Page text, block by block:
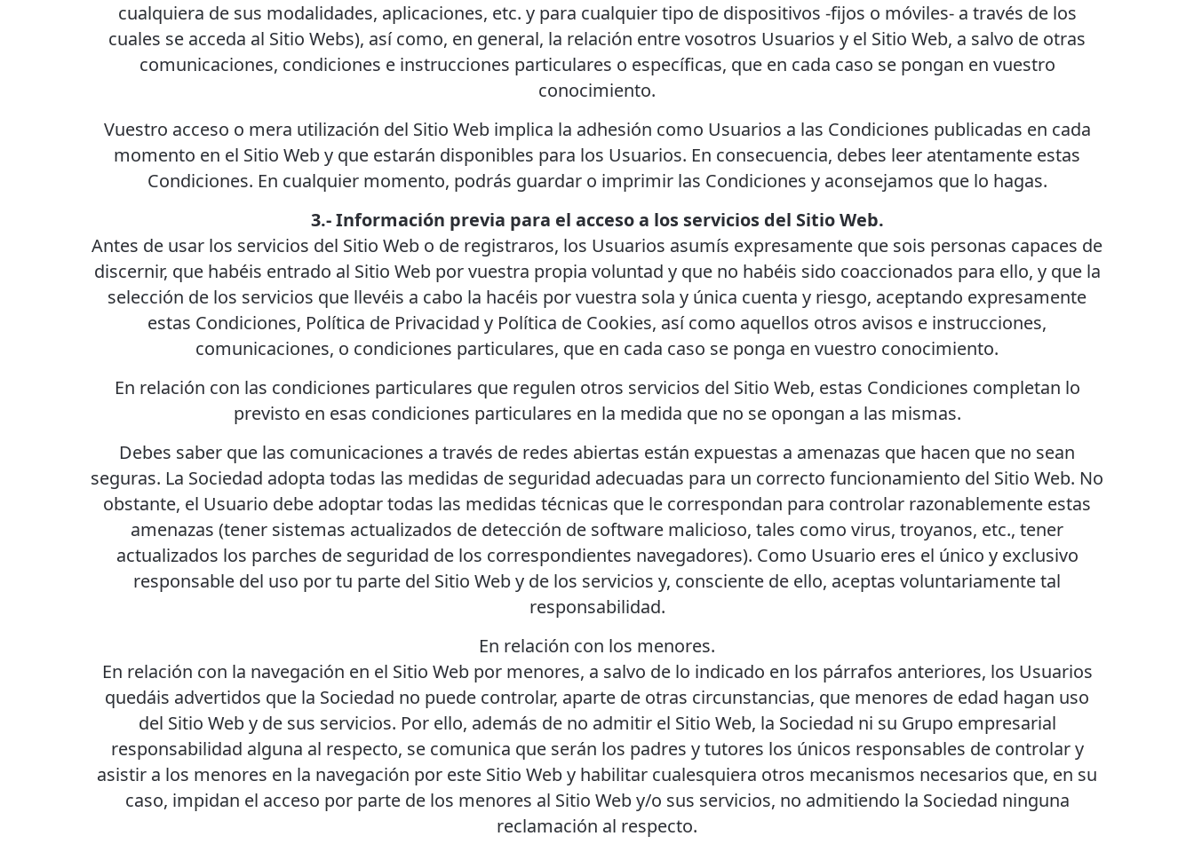
cualquiera de sus modalidades, aplicaciones, etc. y para cualquier tipo de dispositivos -fijos o móviles- a través de los
cuales se acceda al Sitio Webs), así como, en general, la relación entre vosotros Usuarios y el Sitio Web, a salvo de otras
comunicaciones, condiciones e instrucciones particulares o específicas, que en cada caso se pongan en vuestro
conocimiento.
Vuestro acceso o mera utilización del Sitio Web implica la adhesión como Usuarios a las Condiciones publicadas en cada
momento en el Sitio Web y que estarán disponibles para los Usuarios. En consecuencia, debes leer atentamente estas
Condiciones. En cualquier momento, podrás guardar o imprimir las Condiciones y aconsejamos que lo hagas.
3.- Información previa para el acceso a los servicios del Sitio Web.
Antes de usar los servicios del Sitio Web o de registraros, los Usuarios asumís expresamente que sois personas capaces de
discernir, que habéis entrado al Sitio Web por vuestra propia voluntad y que no habéis sido coaccionados para ello, y que la
selección de los servicios que llevéis a cabo la hacéis por vuestra sola y única cuenta y riesgo, aceptando expresamente
estas Condiciones, Política de Privacidad y Política de Cookies, así como aquellos otros avisos e instrucciones,
comunicaciones, o condiciones particulares, que en cada caso se ponga en vuestro conocimiento.
En relación con las condiciones particulares que regulen otros servicios del Sitio Web, estas Condiciones completan lo
previsto en esas condiciones particulares en la medida que no se opongan a las mismas.
Debes saber que las comunicaciones a través de redes abiertas están expuestas a amenazas que hacen que no sean
seguras. La Sociedad adopta todas las medidas de seguridad adecuadas para un correcto funcionamiento del Sitio Web. No
obstante, el Usuario debe adoptar todas las medidas técnicas que le correspondan para controlar razonablemente estas
amenazas (tener sistemas actualizados de detección de software malicioso, tales como virus, troyanos, etc., tener
actualizados los parches de seguridad de los correspondientes navegadores). Como Usuario eres el único y exclusivo
responsable del uso por tu parte del Sitio Web y de los servicios y, consciente de ello, aceptas voluntariamente tal
responsabilidad.
En relación con los menores.
En relación con la navegación en el Sitio Web por menores, a salvo de lo indicado en los párrafos anteriores, los Usuarios
quedáis advertidos que la Sociedad no puede controlar, aparte de otras circunstancias, que menores de edad hagan uso
del Sitio Web y de sus servicios. Por ello, además de no admitir el Sitio Web, la Sociedad ni su Grupo empresarial
responsabilidad alguna al respecto, se comunica que serán los padres y tutores los únicos responsables de controlar y
asistir a los menores en la navegación por este Sitio Web y habilitar cualesquiera otros mecanismos necesarios que, en su
caso, impidan el acceso por parte de los menores al Sitio Web y/o sus servicios, no admitiendo la Sociedad ninguna
reclamación al respecto.